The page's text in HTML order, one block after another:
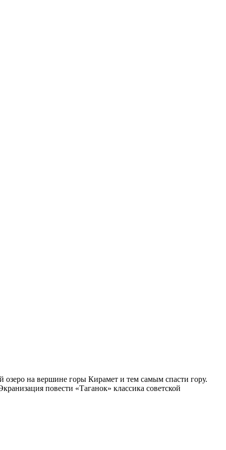
озеро на вершине горы Кирамет и тем самым спасти гору.
повести «Таганок» классика советской